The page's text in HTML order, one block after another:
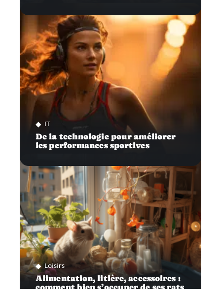
IT
De la technologie pour améliorer
les performances sportives
Loisirs
Alimentation, litière, accessoires :
comment bien s’occuper de ses rats